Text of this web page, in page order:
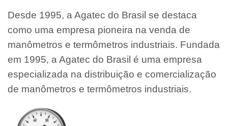
Desde 1995, a Agatec do Brasil se destaca
como uma empresa pioneira na venda de
manômetros e termômetros industriais. Fundada
em 1995, a Agatec do Brasil é uma empresa
especializada na distribuição e comercialização
de manômetros e termômetros industriais.